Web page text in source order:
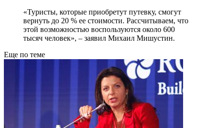
«Туристы, которые приобретут путевку, смогут
вернуть до 20 % ее стоимости. Рассчитываем, что
этой возможностью воспользуются около 600
тысяч человек», – заявил Михаил Мишустин.
Еще по теме